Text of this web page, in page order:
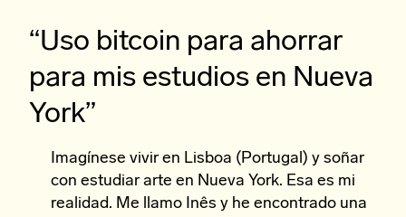
“Uso bitcoin para ahorrar
para mis estudios en Nueva
York”
Imagínese vivir en Lisboa (Portugal) y soñar
con estudiar arte en Nueva York. Esa es mi
realidad. Me llamo Inês y he encontrado una